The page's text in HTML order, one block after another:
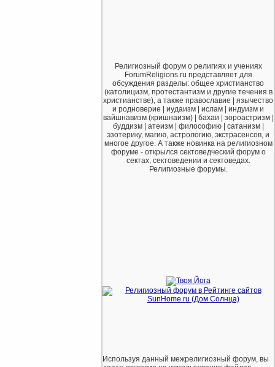
Религиозный форум о религиях и учениях
ForumReligions.ru представляет для
обсуждения разделы: общее христианство
(католицизм, протестантизм и другие течения в
христианстве), а также православие | язычество
и родноверие | иудаизм | ислам | индуизм и
вайшнавизм (кришнаизм) | бахаи | зороастризм |
буддизм | атеизм | философию | сатанизм |
эзотерику, магию, астрологию, экстрасенсов, и
многое другое. А также новинка на религиозном
форуме - открылся сектоведческий форум о
сектах, сектоведении и сектоведах.
Религиозные форумы.
Используя данный межрелигиозный форум, вы